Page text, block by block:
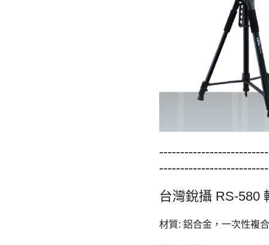
台灣銳攝 RS-580
材質: 鋁合金，一次性複